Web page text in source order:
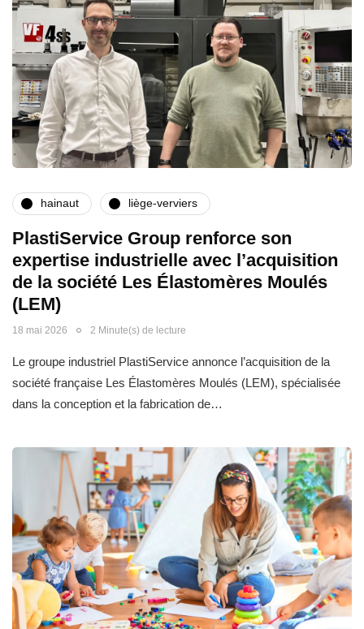
hainaut liège-verviers
PlastiService Group renforce son
expertise industrielle avec l’acquisition
de la société Les Élastomères Moulés
(LEM)
18 mai 2026 2 Minute(s) de lecture
Le groupe industriel PlastiService annonce l’acquisition de la
société française Les Élastomères Moulés (LEM), spécialisée
dans la conception et la fabrication de…